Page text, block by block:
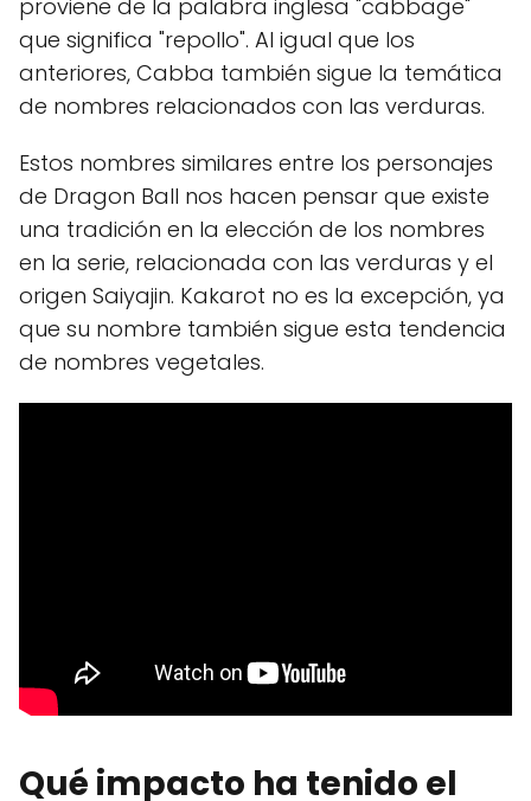
proviene de la palabra inglesa "cabbage"
que significa "repollo". Al igual que los
anteriores, Cabba también sigue la temática
de nombres relacionados con las verduras.
Estos nombres similares entre los personajes
de Dragon Ball nos hacen pensar que existe
una tradición en la elección de los nombres
en la serie, relacionada con las verduras y el
origen Saiyajin. Kakarot no es la excepción, ya
que su nombre también sigue esta tendencia
de nombres vegetales.
Qué impacto ha tenido el